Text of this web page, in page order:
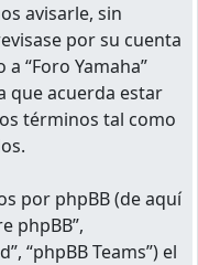
avisarle, sin
por su cuenta
“Foro Yamaha”
que acuerda estar
términos tal como
por phpBB (de aquí
phpBB”,
“phpBB Teams”) el